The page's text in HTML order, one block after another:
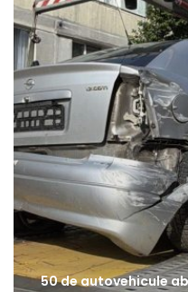
50 de autovehicule